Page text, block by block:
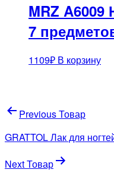
MRZ
7
1109₽ В корзину
Навигация
по
записям
Previous Товар
GRATTOL Лак для
Next Товар